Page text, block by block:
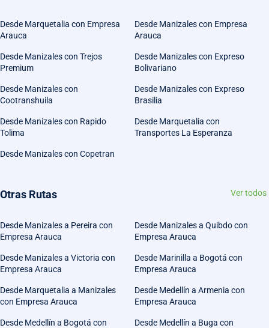
Desde Marquetalia con Empresa
Arauca
Desde Manizales con Empresa
Arauca
Desde Manizales con Trejos
Premium
Desde Manizales con Expreso
Bolivariano
Desde Manizales con
Cootranshuila
Desde Manizales con Expreso
Brasilia
Desde Manizales con Rapido
Tolima
Desde Marquetalia con
Transportes La Esperanza
Desde Manizales con Copetran
Otras Rutas Ver todos
Desde Manizales a Pereira con
Empresa Arauca
Desde Manizales a Quibdo con
Empresa Arauca
Desde Manizales a Victoria con
Empresa Arauca
Desde Marinilla a Bogotá con
Empresa Arauca
Desde Marquetalia a Manizales
con Empresa Arauca
Desde Medellín a Armenia con
Empresa Arauca
Desde Medellín a Bogotá con
Desde Medellín a Buga con